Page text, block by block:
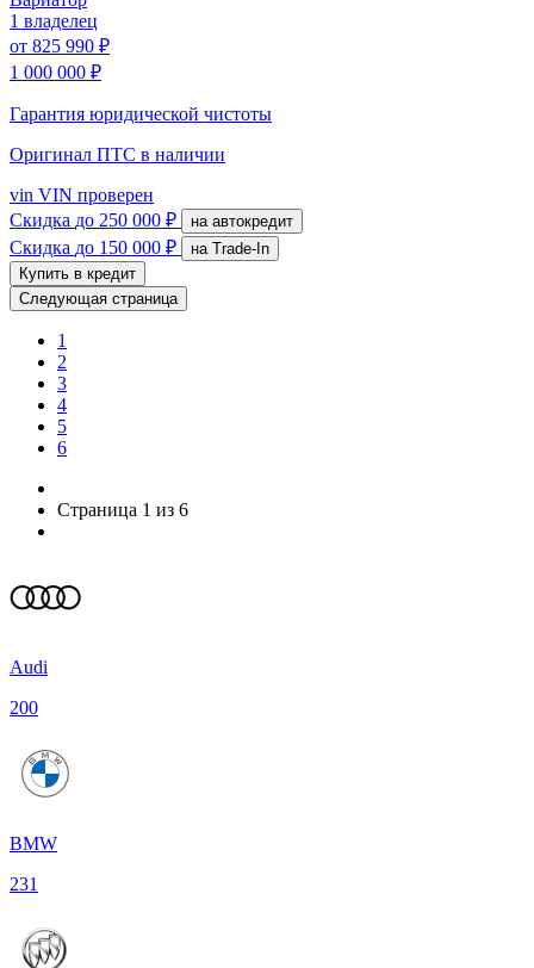
1 владелец
от 825 990 ₽
1 000 000 ₽
Гарантия юридической чистоты
Оригинал ПТС в наличии
vin VIN проверен
Скидка до 250 000 ₽ на автокредит
Скидка до 150 000 ₽
на Trade-In
Купить в кредит
Следующая страница
1
2
3
4
5
6
Страница 1 из 6
Audi
200
BMW
231